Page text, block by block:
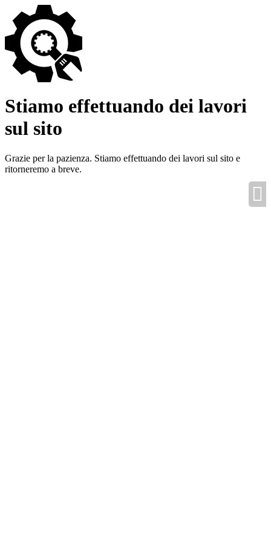
Stiamo effettuando dei lavori
sul sito
Grazie per la pazienza. Stiamo effettuando dei lavori sul sito e
ritorneremo a breve.